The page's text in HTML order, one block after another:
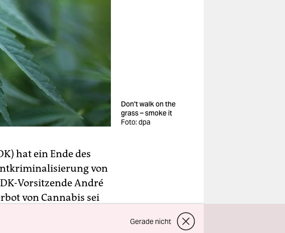
Don't walk on the
grass – smoke it
Foto: dpa
hat ein Ende des
von
Vorsitzende André
von Cannabis sei
Gerade nicht